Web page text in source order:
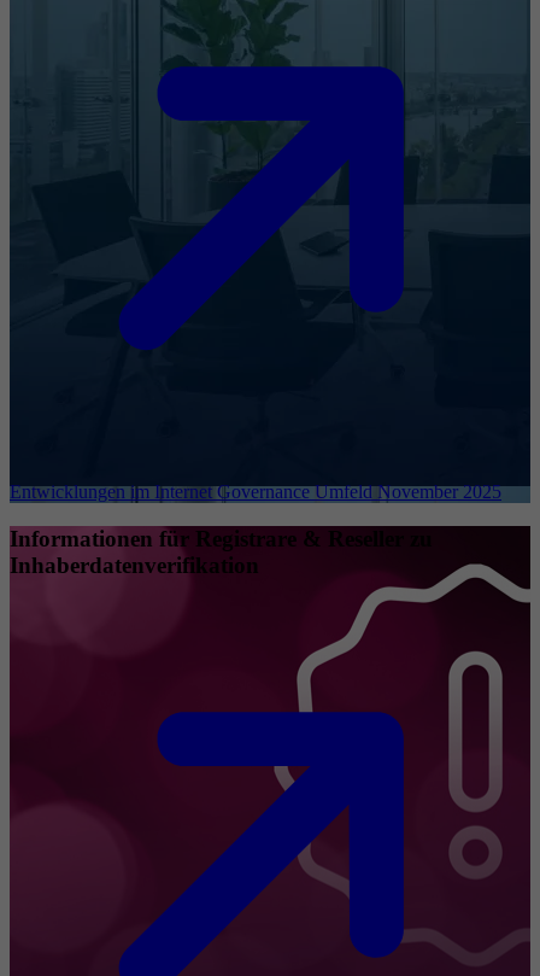
Entwicklungen im Internet Governance Umfeld November 2025
Informationen für Registrare & Reseller zu
Inhaberdatenverifikation